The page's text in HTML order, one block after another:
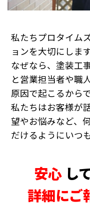
私たちプロタイム
ョンを大切にします
なぜなら、塗装工
と営業担当者や職
原因で起こるからで
私たちはお客様が
望やお悩みなど、
だけるようにいつ
安心 し
詳細にご